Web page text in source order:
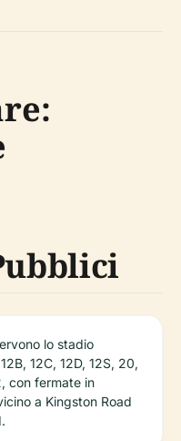
lo stadio
12C, 12D, 12S, 20,
con fermate in
a Kingston Road